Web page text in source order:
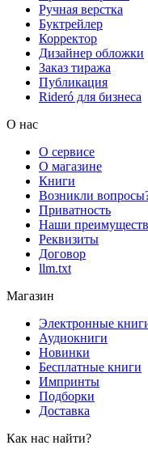
Ручная верстка
Буктрейлер
Корректор
Дизайнер обложки
Заказ тиража
Публикация
Rideró для бизнеса
О нас
О сервисе
О магазине
Книги
Возникли
Приватность
Наши
Реквизиты
Договор
llm.txt
Магазин
Электронные
Аудиокниги
Новинки
Бесплатные книги
Импринты
Подборки
Доставка
Как нас найти?